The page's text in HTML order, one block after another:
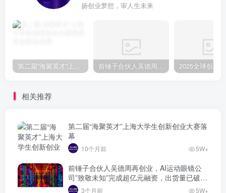
扬创业梦想，审人生未来
第二届“海聚英才”上海大学生创新创业大赛落幕 前锤子合伙人吴德周再创业，AI运动眼镜公司”致敬未知”完成超亿元融资，出货量已破万台
相关推荐
第二届“海聚英才”上海大学生创新创业大赛落
幕
10个月前 5W+
前锤子合伙人吴德周再创业，AI运动眼镜公
司”致敬未知”完成超亿元融资，出货量已破万
台
3个月前 5W+